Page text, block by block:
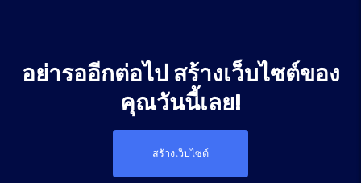
อย่ารออีกต่อไป สร้างเว็บไซต์ของ
คุณวันนี้เลย!
สร้างเว็บไซต์